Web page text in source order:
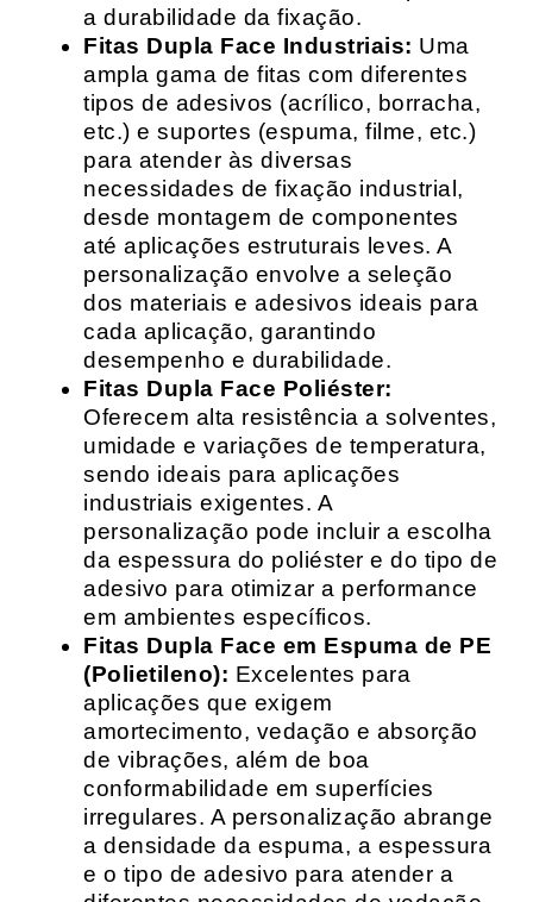
a durabilidade da fixação.
Fitas Dupla Face Industriais: Uma
ampla gama de fitas com diferentes
tipos de adesivos (acrílico, borracha,
etc.) e suportes (espuma, filme, etc.)
para atender às diversas
necessidades de fixação industrial,
desde montagem de componentes
até aplicações estruturais leves. A
personalização envolve a seleção
dos materiais e adesivos ideais para
cada aplicação, garantindo
desempenho e durabilidade.
Fitas Dupla Face Poliéster:
Oferecem alta resistência a solventes,
umidade e variações de temperatura,
sendo ideais para aplicações
industriais exigentes. A
personalização pode incluir a escolha
da espessura do poliéster e do tipo de
adesivo para otimizar a performance
em ambientes específicos.
Fitas Dupla Face em Espuma de PE
(Polietileno): Excelentes para
aplicações que exigem
amortecimento, vedação e absorção
de vibrações, além de boa
conformabilidade em superfícies
irregulares. A personalização abrange
a densidade da espuma, a espessura
e o tipo de adesivo para atender a